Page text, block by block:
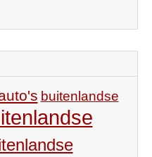
buitenlandse